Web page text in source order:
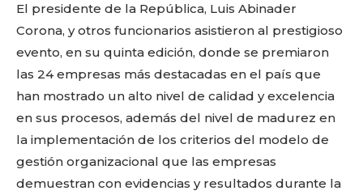
El presidente de la República, Luis Abinader
Corona, y otros funcionarios asistieron al prestigioso
evento, en su quinta edición, donde se premiaron
las 24 empresas más destacadas en el país que
han mostrado un alto nivel de calidad y excelencia
en sus procesos, además del nivel de madurez en
la implementación de los criterios del modelo de
gestión organizacional que las empresas
demuestran con evidencias y resultados durante la